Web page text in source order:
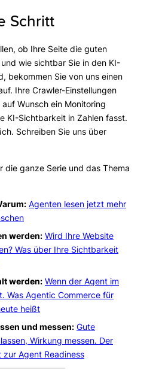
Schritt
ob Ihre Seite die guten
wie sichtbar Sie in den KI-
bekommen Sie von uns einen
Ihre Crawler-Einstellungen
Wunsch ein Monitoring
KI-Sichtbarkeit in Zahlen fasst.
Schreiben Sie uns über
die ganze Serie und das Thema
Agenten lesen jetzt mehr
werden: Wird Ihre Website
Was über Ihre Sichtbarkeit
werden: Wenn der Agent im
Was Agentic Commerce für
heißt
und messen: Gute
Wirkung messen. Der
Agent Readiness